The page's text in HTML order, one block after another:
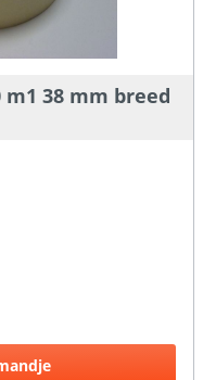
38 mm breed